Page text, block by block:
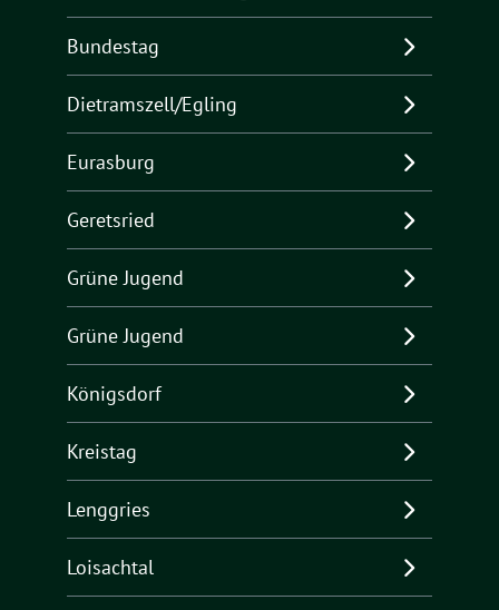
Bundestag
Dietramszell/Egling
Eurasburg
Geretsried
Grüne Jugend
Grüne Jugend
Königsdorf
Kreistag
Lenggries
Loisachtal